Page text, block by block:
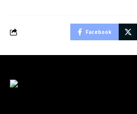
Facebook